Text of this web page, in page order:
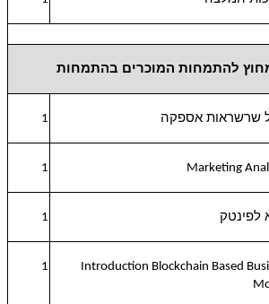
להתמחות המוכרים בהתמחות
שרשראות אספקה 1
Marketing
1
לפינטק 1
Introduction Blockchain Based
1